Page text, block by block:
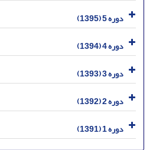
دوره 5 (1395)
دوره 4 (1394)
دوره 3 (1393)
دوره 2 (1392)
دوره 1 (1391)